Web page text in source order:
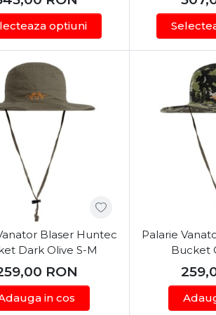
ideale pentru vânătoare în
pentru a oferi protecție împotriva
pentru a răspunde nevoilor
de ventilație care permit o
pielea de razele dăunătoare
avea o căptușeală termoizolantă
optiuni
Blaser Huntec
Dark Olive S-M
RON
in cos
Palarie
Bucket